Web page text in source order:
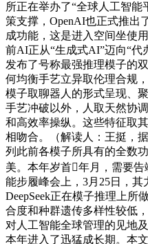
所正在举办了“全球人工智
策支撑，OpenAI也正式推出
成功能，这是进入空间坐使
前AI正从“生成式AI”迈向“代
发布了号称最强推理模子的
何均衡手艺立异取伦理合规
模子取聊器人的形式呈现、
手艺冲破以外，人取天然协
和高效率操纵。这些特征取
相吻合。（解读人：王挺，
列此前各模子所具有的全数
美。本年岁首年月，需要
能步履峰会上，3月25日，其
DeepSeek正在模子推理上所
合度和种群遗传多样性较低
对人工智能全球管理的见地
本年进入了迅猛成长期。本